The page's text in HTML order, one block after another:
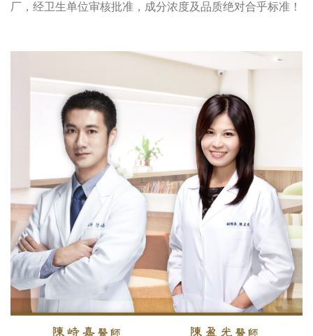
厂，经卫生单位审核批准，成分浓度及品质绝对合乎标准！